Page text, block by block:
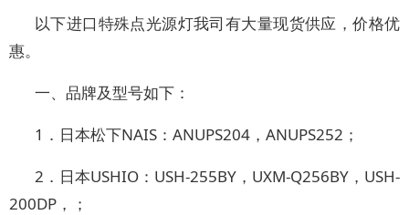
以下进口特殊点光源灯我司有大量现货供应，价格优
惠。
一、品牌及型号如下：
1．日本松下NAIS：ANUPS204，ANUPS252；
2．日本USHIO：USH-255BY，UXM-Q256BY，USH-
200DP，；